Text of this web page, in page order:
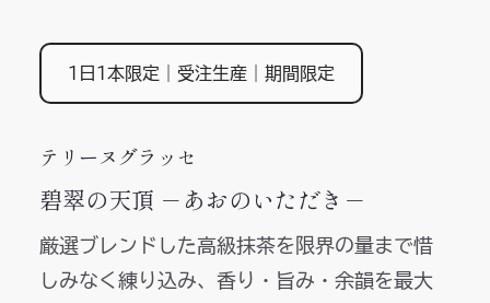
1日1本限定｜受注生産｜期間限定
テリーヌグラッセ
碧翠の天頂 －あおのいただき－
厳選ブレンドした高級抹茶を限界の量まで惜
しみなく練り込み、香り・旨み・余韻を最大